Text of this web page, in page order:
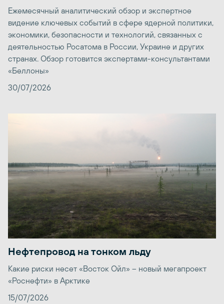
Ежемесячный аналитический обзор и экспертное
видение ключевых событий в сфере ядерной политики,
экономики, безопасности и технологий, связанных с
деятельностью Росатома в России, Украине и других
странах. Обзор готовится экспертами-консультантами
«Беллоны»
30/07/2026
Нефтепровод на тонком льду
Какие риски несет «Восток Ойл» – новый мегапроект
«Роснефти» в Арктике
15/07/2026